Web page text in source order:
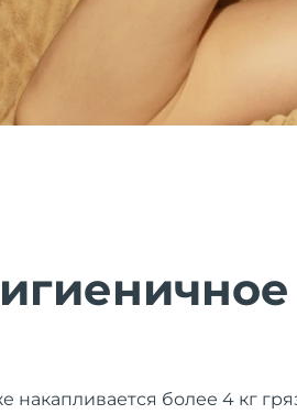
накапливается более 4 кг